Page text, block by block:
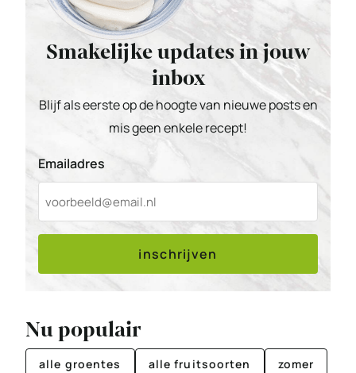
Smakelijke updates in jouw
inbox
Blijf als eerste op de hoogte van nieuwe posts en
mis geen enkele recept!
Emailadres
inschrijven
Nu populair
alle groentes alle fruitsoorten zomer